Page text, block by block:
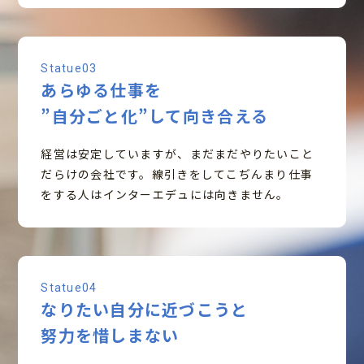
Statue03
あらゆる仕事を
”自分ごと化”して向き合える
経営は安定していますが、まだまだやりたいこと
だらけの会社です。線引きをしてこぢんまり仕事
をする人はインターエデュには向きません。
Statue04
なりたい自分に近づこうと
努力を惜しまない